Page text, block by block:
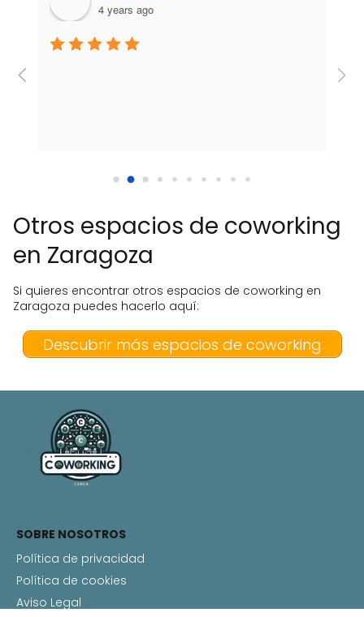
4 years ago
Otros espacios de coworking
en Zaragoza
Si quieres encontrar otros espacios de coworking en
Zaragoza puedes hacerlo aquí:
Descubrir más espacios de coworking
SOBRE NOSOTROS
Política de privacidad
Política de cookies
Aviso Legal